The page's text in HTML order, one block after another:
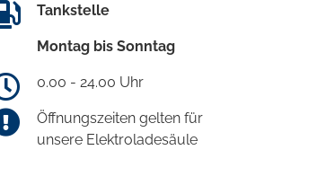
Tankstelle
Montag bis Sonntag
0.00 - 24.00 Uhr
Öffnungszeiten gelten für
unsere Elektroladesäule